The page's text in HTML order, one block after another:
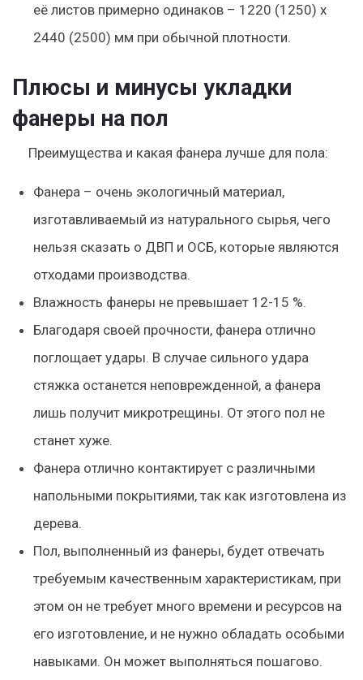
её листов примерно одинаков – 1220 (1250) х
2440 (2500) мм при обычной плотности.
Плюсы и минусы укладки
фанеры на пол
Преимущества и какая фанера лучше для пола:
Фанера – очень экологичный материал,
изготавливаемый из натурального сырья, чего
нельзя сказать о ДВП и ОСБ, которые являются
отходами производства.
Влажность фанеры не превышает 12-15 %.
Благодаря своей прочности, фанера отлично
поглощает удары. В случае сильного удара
стяжка останется неповрежденной, а фанера
лишь получит микротрещины. От этого пол не
станет хуже.
Фанера отлично контактирует с различными
напольными покрытиями, так как изготовлена из
дерева.
Пол, выполненный из фанеры, будет отвечать
требуемым качественным характеристикам, при
этом он не требует много времени и ресурсов на
его изготовление, и не нужно обладать особыми
навыками. Он может выполняться пошагово.